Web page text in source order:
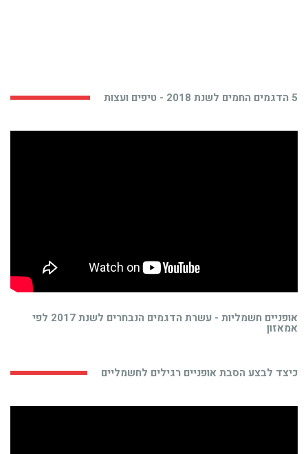
5 הדגמים החמים לשנת 2018 - טיפים ועצות
אופניים חשמליות - עשרת הדגמים הנבחרים לשנת 2017 לפי
אמאזון
כיצד לבצע הסבת אופניים רגילים לחשמליים